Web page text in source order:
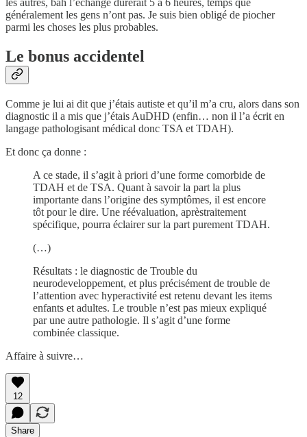
les autres, bah l’échange durerait 5 à 6 heures, temps que
généralement les gens n’ont pas. Je suis bien obligé de piocher
parmi les choses les plus probables.
Le bonus accidentel
Comme je lui ai dit que j’étais autiste et qu’il m’a cru, alors dans son
diagnostic il a mis que j’étais AuDHD (enfin… non il l’a écrit en
langage pathologisant médical donc TSA et TDAH).
Et donc ça donne :
A ce stade, il s’agit à priori d’une forme comorbide de
TDAH et de TSA. Quant à savoir la part la plus
importante dans l’origine des symptômes, il est encore
tôt pour le dire. Une réévaluation, aprèstraitement
spécifique, pourra éclairer sur la part purement TDAH.
(…)
Résultats : le diagnostic de Trouble du
neurodeveloppement, et plus précisément de trouble de
l’attention avec hyperactivité est retenu devant les items
enfants et adultes. Le trouble n’est pas mieux expliqué
par une autre pathologie. Il s’agit d’une forme
combinée classique.
Affaire à suivre…
12
Share